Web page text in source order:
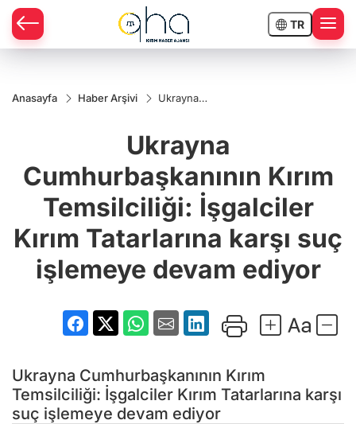
TR
Anasayfa Haber Arşivi
Ukrayna
Tatarlarına karşı
suç işlemeye
devam ediyor
Ukrayna
Cumhurbaşkanının Kırım
Temsilciliği: İşgalciler
Kırım Tatarlarına karşı suç
işlemeye devam ediyor
Ukrayna Cumhurbaşkanının Kırım
Temsilciliği: İşgalciler Kırım Tatarlarına karşı
suç işlemeye devam ediyor